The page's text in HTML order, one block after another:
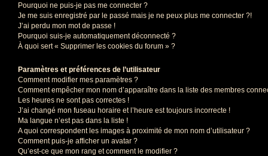
Pourquoi ne puis-je pas me connecter ?
Je me suis enregistré par le passé mais je ne peux plus me connecter ?!
J’ai perdu mon mot de passe !
Pourquoi suis-je automatiquement déconnecté ?
À quoi sert « Supprimer les cookies du forum » ?
Paramètres et préférences de l’utilisateur
Comment modifier mes paramètres ?
Comment empêcher mon nom d’apparaître dans la liste des membres
Les heures ne sont pas correctes !
J’ai changé mon fuseau horaire et l’heure est toujours incorrecte !
Ma langue n’est pas dans la liste !
A quoi correspondent les images à proximité de mon nom d’utilisateur ?
Comment puis-je afficher un avatar ?
Qu’est-ce que mon rang et comment le modifier ?